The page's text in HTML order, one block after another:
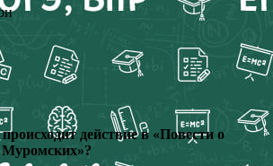
действие в «Повести о